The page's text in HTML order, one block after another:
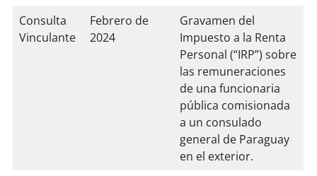
Consulta
Vinculante
Febrero de
2024
Gravamen del
Impuesto a la Renta
Personal (“IRP”) sobre
las remuneraciones
de una funcionaria
pública comisionada
a un consulado
general de Paraguay
en el exterior.